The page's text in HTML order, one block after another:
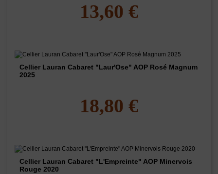
13,60 €
Cellier Lauran Cabaret "Laur'Ose" AOP Rosé Magnum
2025
18,80 €
Cellier Lauran Cabaret "L'Empreinte" AOP Minervois
Rouge 2020